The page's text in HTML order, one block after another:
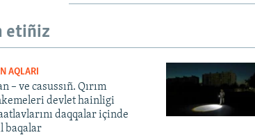
etiñiz
AQLARI
– ve casussıñ. Qırım
devlet hainligi
daqqalar içinde
baqalar